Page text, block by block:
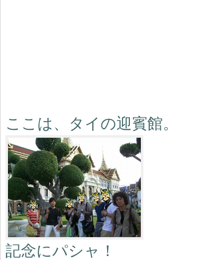
ここは、タイの迎賓館。
記念にパシャ！